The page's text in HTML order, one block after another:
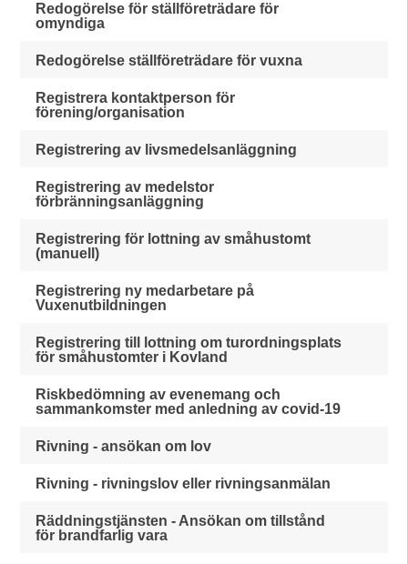
Redogörelse för ställföreträdare för
omyndiga
Redogörelse ställföreträdare för vuxna
Registrera kontaktperson för
förening/organisation
Registrering av livsmedelsanläggning
Registrering av medelstor
förbränningsanläggning
Registrering för lottning av småhustomt
(manuell)
Registrering ny medarbetare på
Vuxenutbildningen
Registrering till lottning om turordningsplats
för småhustomter i Kovland
Riskbedömning av evenemang och
sammankomster med anledning av covid-19
Rivning - ansökan om lov
Rivning - rivningslov eller rivningsanmälan
Räddningstjänsten - Ansökan om tillstånd
för brandfarlig vara